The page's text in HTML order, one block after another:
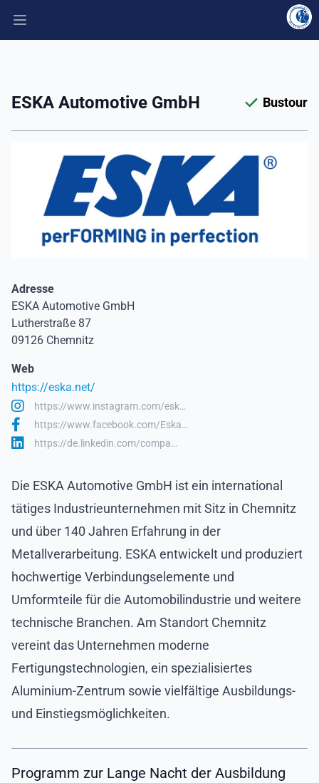
Hauptmenü öffnen
ESKA Automotive GmbH Bustour
Adresse
ESKA Automotive GmbH
Lutherstraße 87
09126 Chemnitz
Web
https://eska.net/
https://www.instagram.com/esk…
https://www.facebook.com/Eska…
https://de.linkedin.com/compa…
Die ESKA Automotive GmbH ist ein international
tätiges Industrieunternehmen mit Sitz in Chemnitz
und über 140 Jahren Erfahrung in der
Metallverarbeitung. ESKA entwickelt und produziert
hochwertige Verbindungselemente und
Umformteile für die Automobilindustrie und weitere
technische Branchen. Am Standort Chemnitz
vereint das Unternehmen moderne
Fertigungstechnologien, ein spezialisiertes
Aluminium-Zentrum sowie vielfältige Ausbildungs-
und Einstiegsmöglichkeiten.
Programm zur Lange Nacht der Ausbildung